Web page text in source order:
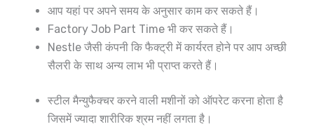
आप यहां पर अपने समय के अनुसार काम कर सकते हैं।
Factory Job Part Time भी कर सकते हैं।
Nestle जैसी कंपनी कि फैक्ट्री में कार्यरत होने पर आप अच्छी
सैलरी के साथ अन्य लाभ भी प्राप्त करते हैं।
स्टील मैन्युफैक्चर करने वाली मशीनों को ऑपरेट करना होता है
जिसमें ज्यादा शारीरिक श्रम नहीं लगता है।